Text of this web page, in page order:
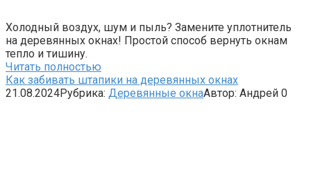
Холодный воздух, шум и пыль? Замените уплотнитель
на деревянных окнах! Простой способ вернуть окнам
тепло и тишину.
Читать полностью
Как забивать штапики на деревянных окнах
21.08.2024Рубрика: Деревянные окнаАвтор: Андрей 0